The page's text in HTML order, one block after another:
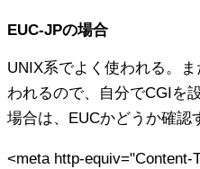
EUC-JPの場合
UNIX系でよく使われる。
われるので、自分でCGIを
場合は、EUCかどうか確認
<meta http-equiv="Content-